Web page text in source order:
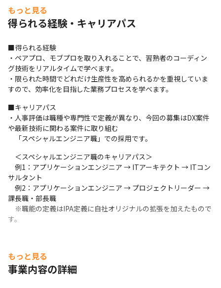
もっと見る
得られる経験・キャリアパス
■得られる経験
・ペアプロ、モブプロを取り入れることで、習熟者のコーディン
グ技術をリアルタイムで学べます。
・限られた時間でどれだけ生産性を高められるかを重視していま
すので、効率化を目指した業務プロセスを学べます。
■キャリアパス
・人事評価は職種や専門性で定義が異なり、今回の募集はDX案件
や最新技術に関わる案件に取り組む
「スペシャルエンジニア職」での採用です。
＜スペシャルエンジニア職のキャリアパス＞
例1：アプリケーションエンジニア → ITアーキテクト → ITコン
サルタント
例2：アプリケーションエンジニア → プロジェクトリーダー →
課長職・部長職
※職能の定義はIPA定義に自社オリジナルの拡張を加えたもので
す。
もっと見る
事業内容の詳細